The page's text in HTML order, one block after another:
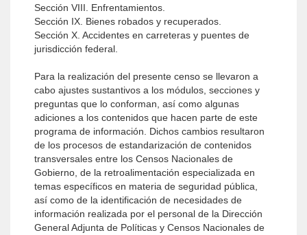
Sección VIII. Enfrentamientos.
Sección IX. Bienes robados y recuperados.
Sección X. Accidentes en carreteras y puentes de
jurisdicción federal.
Para la realización del presente censo se llevaron a
cabo ajustes sustantivos a los módulos, secciones y
preguntas que lo conforman, así como algunas
adiciones a los contenidos que hacen parte de este
programa de información. Dichos cambios resultaron
de los procesos de estandarización de contenidos
transversales entre los Censos Nacionales de
Gobierno, de la retroalimentación especializada en
temas específicos en materia de seguridad pública,
así como de la identificación de necesidades de
información realizada por el personal de la Dirección
General Adjunta de Políticas y Censos Nacionales de